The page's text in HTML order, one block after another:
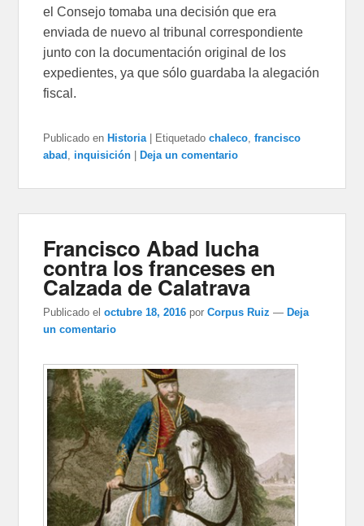
el Consejo tomaba una decisión que era
enviada de nuevo al tribunal correspondiente
junto con la documentación original de los
expedientes, ya que sólo guardaba la alegación
fiscal.
Publicado en Historia Etiquetado chaleco,francisco
abad , inquisición Deja un comentario
Francisco Abad lucha
contra los franceses en
Calzada de Calatrava
Publicado el octubre 18, 2016 porCorpus Ruiz — Deja
un comentario